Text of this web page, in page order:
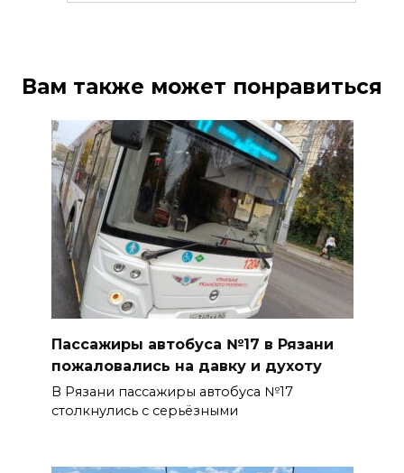
Вам также может понравиться
Пассажиры автобуса №17 в Рязани
пожаловались на давку и духоту
В Рязани пассажиры автобуса №17
столкнулись с серьёзными